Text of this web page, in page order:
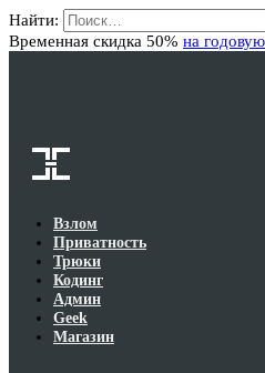
Найти:
Временная скидка 50% на
Взлом
Приватность
Трюки
Кодинг
Админ
Geek
Магазин